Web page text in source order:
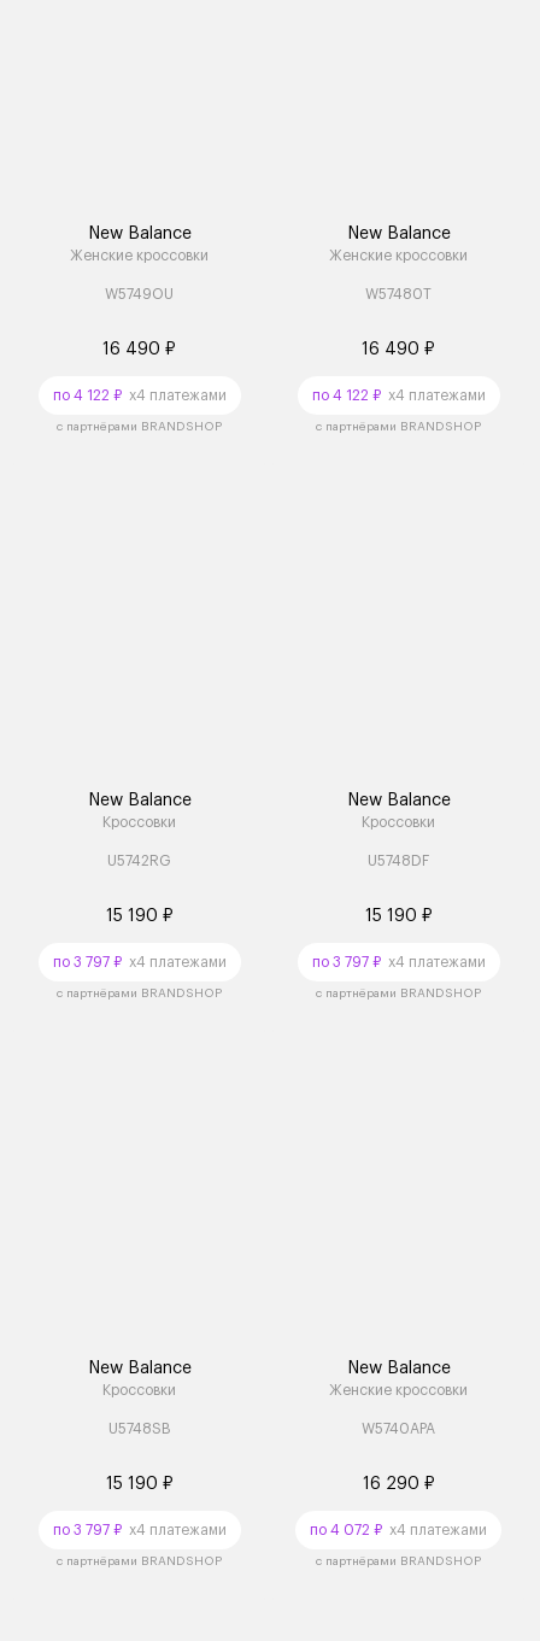
New Balance
Женские кроссовки
W5749OU
16 490 ₽
по 4 122 ₽x4 платежами
с партнёрами BRANDSHOP
New Balance
Женские кроссовки
W57480T
16 490 ₽
по 4 122 ₽x4 платежами
с партнёрами BRANDSHOP
New Balance
Кроссовки
U5742RG
15 190 ₽
по 3 797 ₽x4 платежами
с партнёрами BRANDSHOP
New Balance
Кроссовки
U5748DF
15 190 ₽
по 3 797 ₽x4 платежами
с партнёрами BRANDSHOP
New Balance
Кроссовки
U5748SB
15 190 ₽
по 3 797 ₽x4 платежами
с партнёрами BRANDSHOP
New Balance
Женские кроссовки
W5740APA
16 290 ₽
по 4 072 ₽ x4 платежами
с партнёрами BRANDSHOP